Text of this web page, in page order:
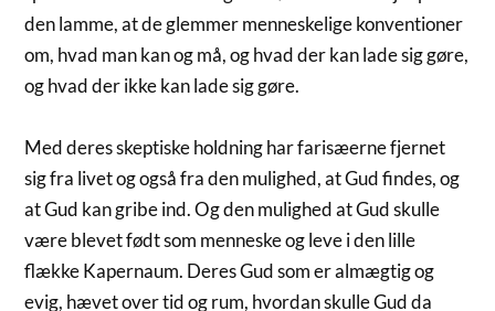
den lamme, at de glemmer menneskelige konventioner
om, hvad man kan og må, og hvad der kan lade sig gøre,
og hvad der ikke kan lade sig gøre.
Med deres skeptiske holdning har farisæerne fjernet
sig fra livet og også fra den mulighed, at Gud findes, og
at Gud kan gribe ind. Og den mulighed at Gud skulle
være blevet født som menneske og leve i den lille
flække Kapernaum. Deres Gud som er almægtig og
evig, hævet over tid og rum, hvordan skulle Gud da